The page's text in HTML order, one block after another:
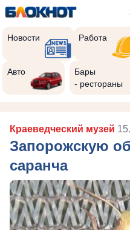
Новости Работа
Авто
Бары
- рестораны
Краеведческий музей
Запорожскую
саранча